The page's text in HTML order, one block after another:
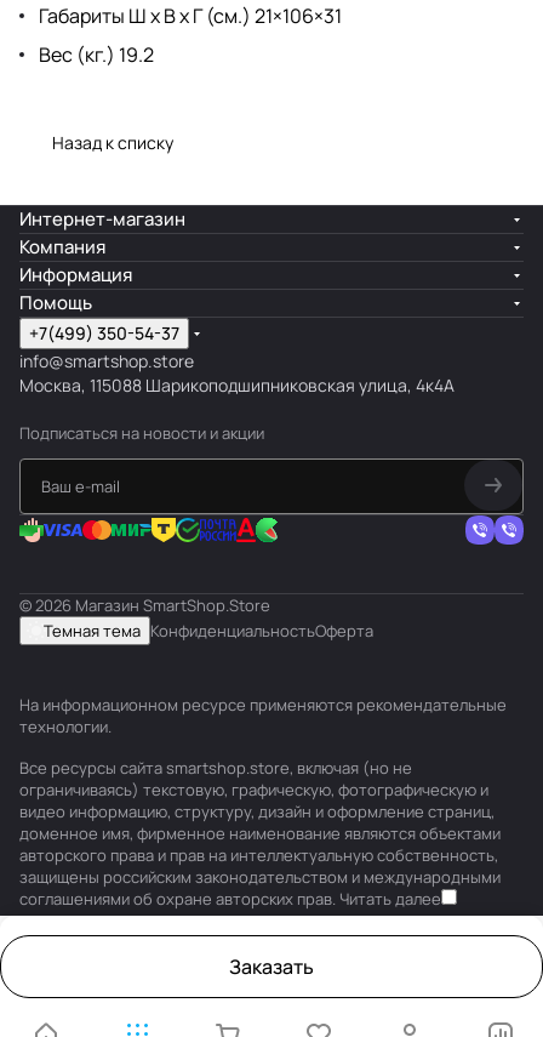
Габариты Ш х В х Г (см.) 21×106×31
Вес (кг.) 19.2
Назад к списку
Заказать
Интернет-магазин
Компания
Информация
Помощь
+7(499) 350-54-37
info@smartshop.store
Москва, 115088 Шарикоподшипниковская улица, 4к4А
Подписаться на новости и акции
© 2026 Магазин SmartShop.Store
Темная тема КонфиденциальностьОферта
На информационном ресурсе применяются рекомендательные
технологии.
Все ресурсы сайта smartshop.store, включая (но не
ограничиваясь) текстовую, графическую, фотографическую и
видео информацию, структуру, дизайн и оформление страниц,
доменное имя, фирменное наименование являются объектами
авторского права и прав на интеллектуальную собственность,
защищены российским законодательством и международными
соглашениями об охране авторских прав. Читать далее